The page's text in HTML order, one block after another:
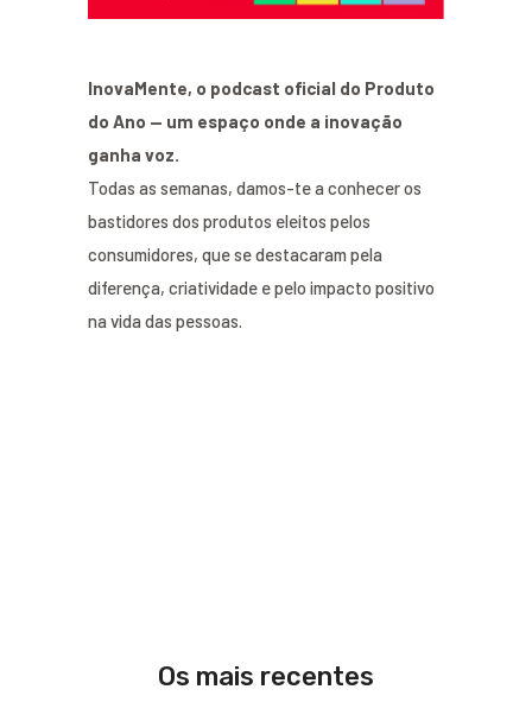
InovaMente, o podcast oficial do Produto
do Ano — um espaço onde a inovação
ganha voz.
Todas as semanas, damos-te a conhecer os
bastidores dos produtos eleitos pelos
consumidores, que se destacaram pela
diferença, criatividade e pelo impacto positivo
na vida das pessoas.
Os mais recentes